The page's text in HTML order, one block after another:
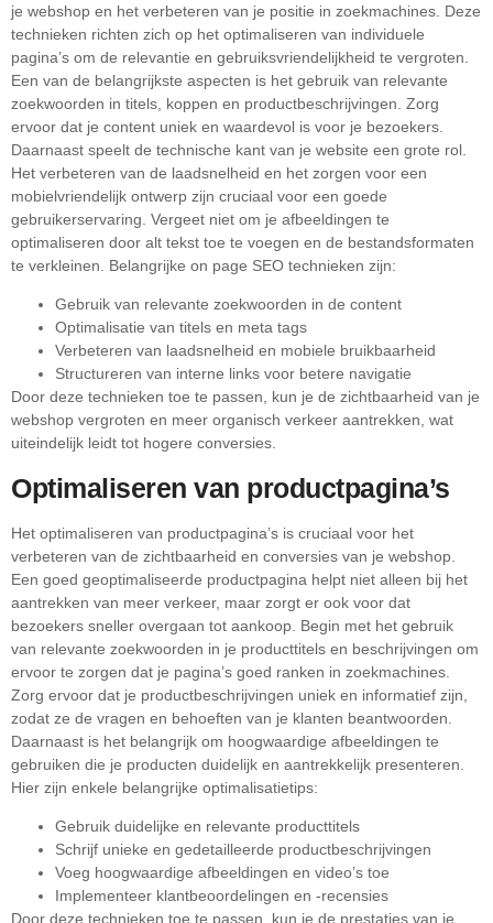
je webshop en het verbeteren van je positie in zoekmachines. Deze
technieken richten zich op het optimaliseren van individuele
pagina’s om de relevantie en gebruiksvriendelijkheid te vergroten.
Een van de belangrijkste aspecten is het gebruik van relevante
zoekwoorden in titels, koppen en productbeschrijvingen. Zorg
ervoor dat je content uniek en waardevol is voor je bezoekers.
Daarnaast speelt de technische kant van je website een grote rol.
Het verbeteren van de laadsnelheid en het zorgen voor een
mobielvriendelijk ontwerp zijn cruciaal voor een goede
gebruikerservaring. Vergeet niet om je afbeeldingen te
optimaliseren door alt tekst toe te voegen en de bestandsformaten
te verkleinen. Belangrijke on page SEO technieken zijn:
Gebruik van relevante zoekwoorden in de content
Optimalisatie van titels en meta tags
Verbeteren van laadsnelheid en mobiele bruikbaarheid
Structureren van interne links voor betere navigatie
Door deze technieken toe te passen, kun je de zichtbaarheid van je
webshop vergroten en meer organisch verkeer aantrekken, wat
uiteindelijk leidt tot hogere conversies.
Optimaliseren van productpagina’s
Het optimaliseren van productpagina’s is cruciaal voor het
verbeteren van de zichtbaarheid en conversies van je webshop.
Een goed geoptimaliseerde productpagina helpt niet alleen bij het
aantrekken van meer verkeer, maar zorgt er ook voor dat
bezoekers sneller overgaan tot aankoop. Begin met het gebruik
van relevante zoekwoorden in je producttitels en beschrijvingen om
ervoor te zorgen dat je pagina’s goed ranken in zoekmachines.
Zorg ervoor dat je productbeschrijvingen uniek en informatief zijn,
zodat ze de vragen en behoeften van je klanten beantwoorden.
Daarnaast is het belangrijk om hoogwaardige afbeeldingen te
gebruiken die je producten duidelijk en aantrekkelijk presenteren.
Hier zijn enkele belangrijke optimalisatietips:
Gebruik duidelijke en relevante producttitels
Schrijf unieke en gedetailleerde productbeschrijvingen
Voeg hoogwaardige afbeeldingen en video’s toe
Implementeer klantbeoordelingen en -recensies
Door deze technieken toe te passen, kun je de prestaties van je